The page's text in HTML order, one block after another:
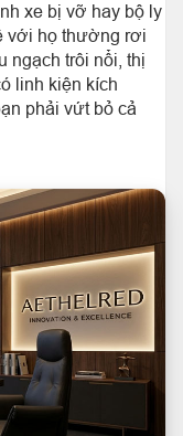
xe bị vỡ hay bộ ly
với họ thường rơi
ngạch trôi nổi, thị
linh kiện kích
phải vứt bỏ cả